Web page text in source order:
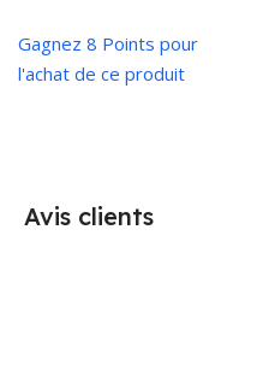
Gagnez 8 Points pour
l'achat de ce produit
Avis clients